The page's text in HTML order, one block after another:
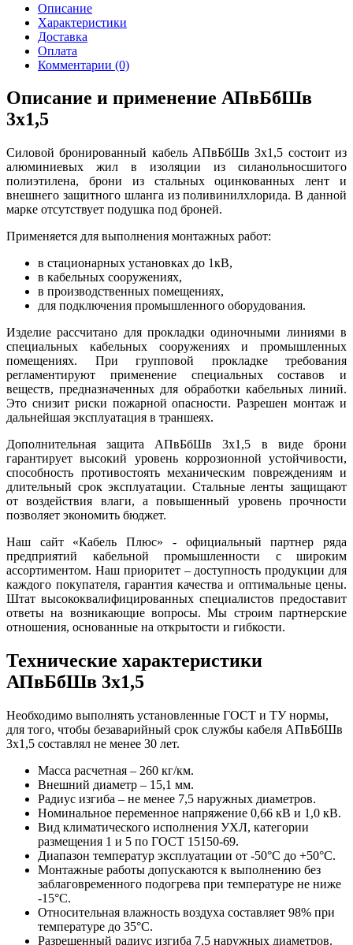
Описание
Характеристики
Доставка
Оплата
Комментарии (0)
Описание и применение АПвБбШв
3x1,5
Силовой бронированный кабель АПвБбШв 3x1,5 состоит из
алюминиевых жил в изоляции из силанольносшитого
полиэтилена, брони из стальных оцинкованных лент и
внешнего защитного шланга из поливинилхлорида. В данной
марке отсутствует подушка под броней.
Применяется для выполнения монтажных работ:
в стационарных установках до 1кВ,
в кабельных сооружениях,
в производственных помещениях,
для подключения промышленного оборудования.
Изделие рассчитано для прокладки одиночными линиями в
специальных кабельных сооружениях и промышленных
помещениях. При групповой прокладке требования
регламентируют применение специальных составов и
веществ, предназначенных для обработки кабельных линий.
Это снизит риски пожарной опасности. Разрешен монтаж и
дальнейшая эксплуатация в траншеях.
Дополнительная защита АПвБбШв 3x1,5 в виде брони
гарантирует высокий уровень коррозионной устойчивости,
способность противостоять механическим повреждениям и
длительный срок эксплуатации. Стальные ленты защищают
от воздействия влаги, а повышенный уровень прочности
позволяет экономить бюджет.
Наш сайт «Кабель Плюс» - официальный партнер ряда
предприятий кабельной промышленности с широким
ассортиментом. Наш приоритет – доступность продукции для
каждого покупателя, гарантия качества и оптимальные цены.
Штат высококвалифицированных специалистов предоставит
ответы на возникающие вопросы. Мы строим партнерские
отношения, основанные на открытости и гибкости.
Технические характеристики
АПвБбШв 3x1,5
Необходимо выполнять установленные ГОСТ и ТУ нормы,
для того, чтобы безаварийный срок службы кабеля АПвБбШв
3x1,5 составлял не менее 30 лет.
Масса расчетная – 260 кг/км.
Внешний диаметр – 15,1 мм.
Радиус изгиба – не менее 7,5 наружных диаметров.
Номинальное переменное напряжение 0,66 кВ и 1,0 кВ.
Вид климатического исполнения УХЛ, категории
размещения 1 и 5 по ГОСТ 15150-69.
Диапазон температур эксплуатации от -50°С до +50°С.
Монтажные работы допускаются к выполнению без
заблаговременного подогрева при температуре не ниже
-15°С.
Относительная влажность воздуха составляет 98% при
температуре до 35°С.
Разрешенный радиус изгиба 7,5 наружных диаметров.